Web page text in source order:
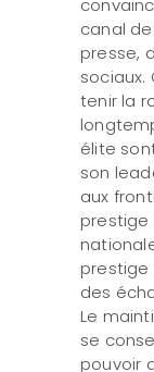
canal
presse,
tenir la
élite
son
aux
prestige
prestige
des
Le
se
pouvoir